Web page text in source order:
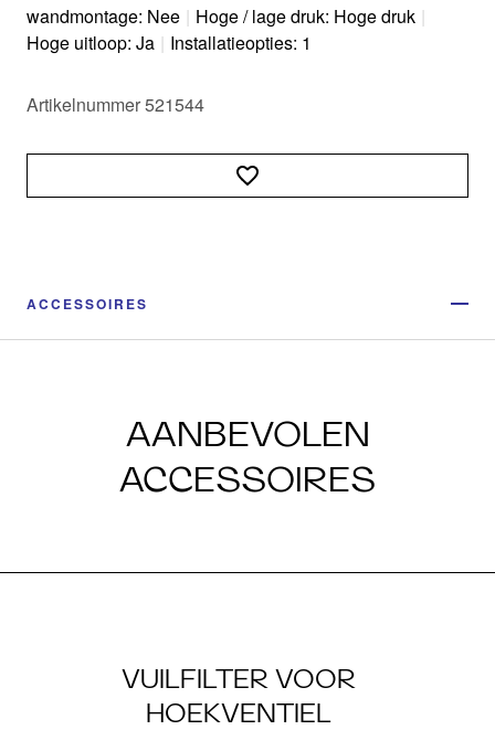
wandmontage: Nee | Hoge / lage druk: Hoge druk |
Hoge uitloop: Ja | Installatieopties: 1
Artikelnummer 521544
ACCESSOIRES
AANBEVOLEN
ACCESSOIRES
VUILFILTER VOOR
HOEKVENTIEL